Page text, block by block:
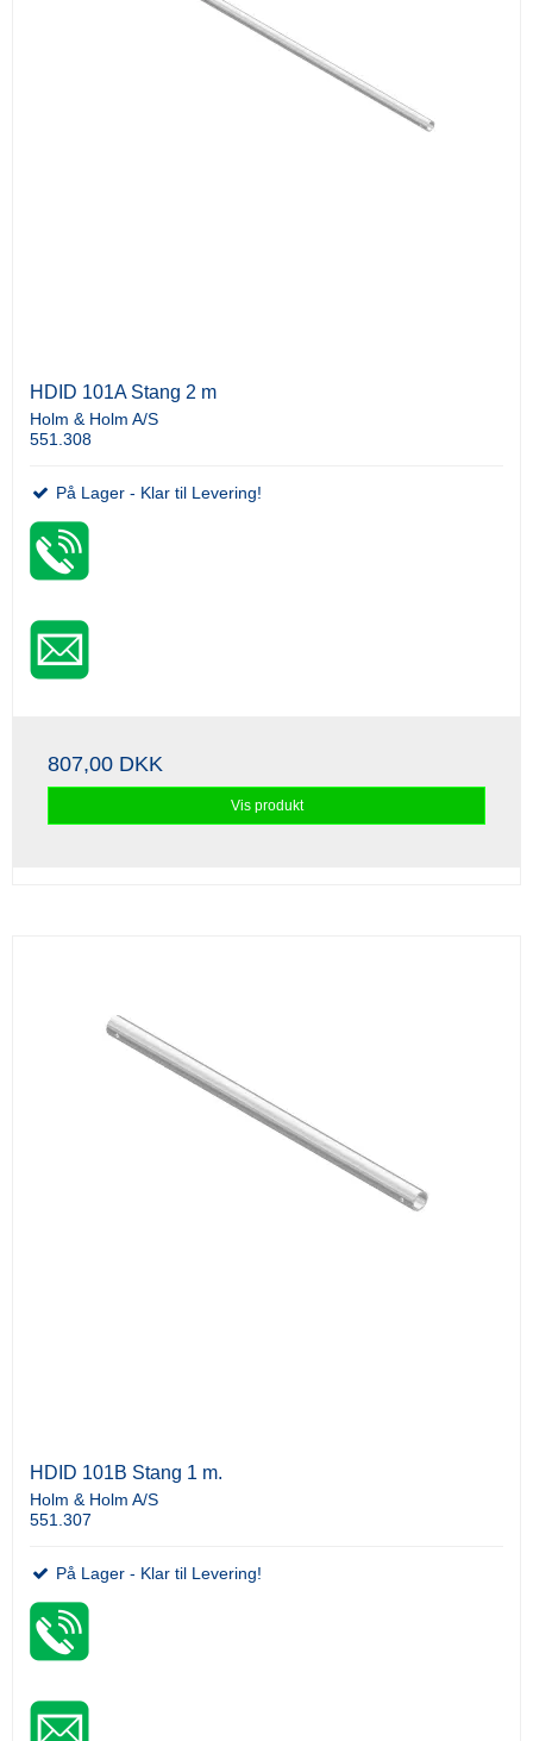
HDID 101A Stang 2 m
Holm & Holm A/S
551.308
På Lager - Klar til Levering!
807,00 DKK
Vis produkt
HDID 101B Stang 1 m.
Holm & Holm A/S
551.307
På Lager - Klar til Levering!